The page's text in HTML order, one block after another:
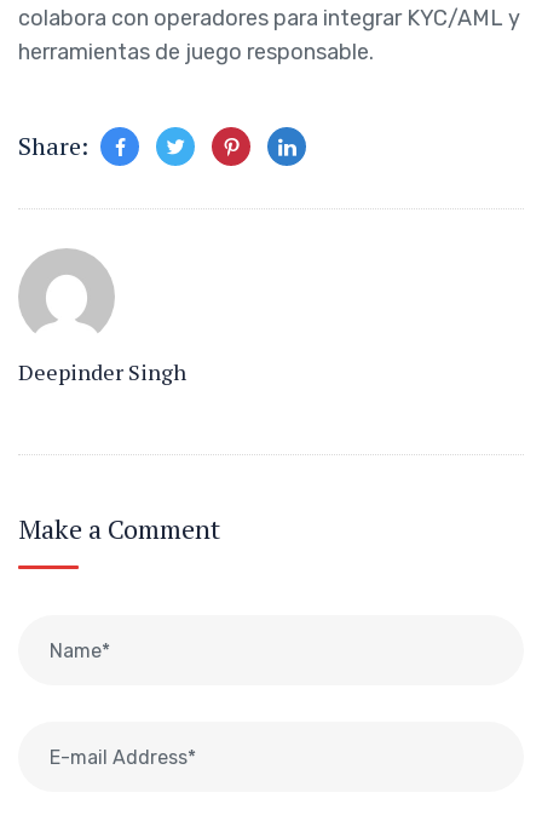
colabora con operadores para integrar KYC/AML y
herramientas de juego responsable.
Share:
Deepinder Singh
Make a Comment